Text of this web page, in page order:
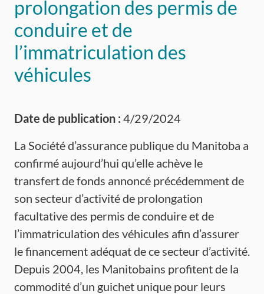
prolongation des permis de
conduire et de
l’immatriculation des
véhicules
Date de publication : 4/29/2024
La Société d’assurance publique du Manitoba a
confirmé aujourd’hui qu’elle achève le
transfert de fonds annoncé précédemment de
son secteur d’activité de prolongation
facultative des permis de conduire et de
l’immatriculation des véhicules afin d’assurer
le financement adéquat de ce secteur d’activité.
Depuis 2004, les Manitobains profitent de la
commodité d’un guichet unique pour leurs